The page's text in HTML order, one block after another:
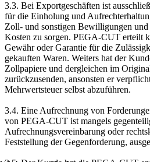
3.3. Bei Exportgeschäften ist
für die Einholung und
Zoll- und sonstigen Bewilligungen und
Kosten zu sorgen. PEGA-CUT erteilt
Gewähr oder Garantie für die
gekauften Waren. Weiters hat der
Zollpapiere und dergleichen im
zurückzusenden, ansonsten er
Mehrwertsteuer selbst abzuführen.
3.4. Eine Aufrechnung von
von PEGA-CUT ist mangels
Aufrechnungsvereinbarung oder
Feststellung der Gegenforderung,